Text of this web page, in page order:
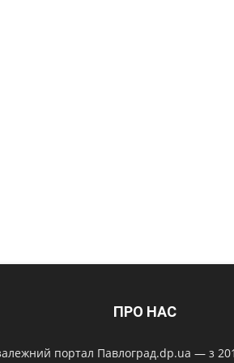
ПРО НАС
портал Павлоград.dp.ua — з